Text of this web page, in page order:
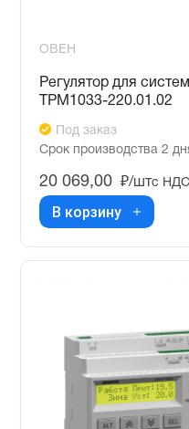
ОВЕН
Регулятор для
ТРМ1033-220.01.02
Под заказ
Срок производства 2
20 069,00 ₽/штс НДС
В корзину